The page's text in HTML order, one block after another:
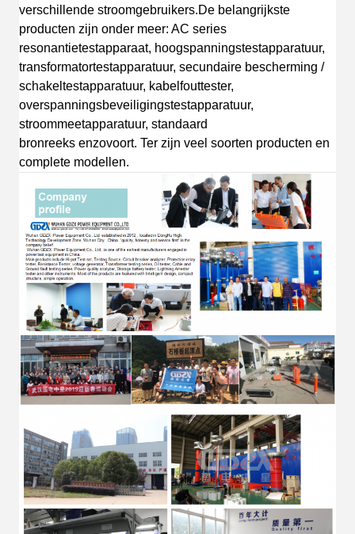
verschillende stroomgebruikers.De belangrijkste
producten zijn onder meer: AC series
resonantietestapparaat, hoogspanningstestapparatuur,
transformatortestapparatuur, secundaire bescherming /
schakeltestapparatuur, kabelfouttester,
overspanningsbeveiligingstestapparatuur,
stroommeetapparatuur, standaard
bronreeks enzovoort. Ter zijn veel soorten producten en
complete modellen.